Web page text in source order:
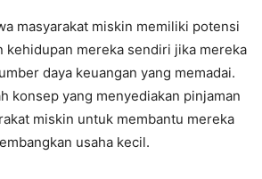
masyarakat miskin memiliki potensi
kehidupan mereka sendiri jika mereka
daya keuangan yang memadai.
konsep yang menyediakan pinjaman
miskin untuk membantu mereka
usaha kecil.